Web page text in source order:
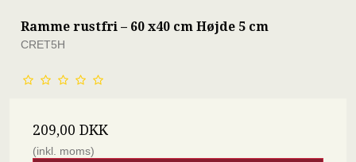
Ramme rustfri – 60 x40 cm Højde 5 cm
CRET5H
209,00 DKK
(inkl. moms)